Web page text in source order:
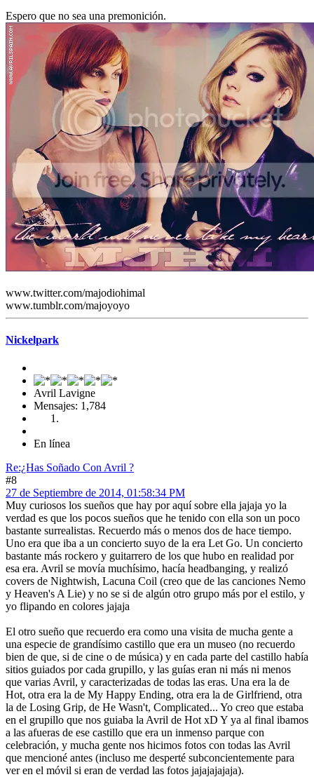
Espero que no sea una premonición.
www.twitter.com/majodiohimal
www.tumblr.com/majoyoyo
Nickelpark
Avril Lavigne
Mensajes: 1,784
En línea
Re:¿Has Soñado Con Avril ?
#8
27 de Septiembre de 2014, 01:58:34 PM
Muy curiosos los sueños que hay por aquí sobre ella jajaja yo la
verdad es que los pocos sueños que he tenido con ella son un poco
bastante surrealistas. Recuerdo más o menos dos de hace tiempo.
Uno era que iba a un concierto suyo de la era Let Go. Un concierto
bastante más rockero y guitarrero de los que hubo en realidad por
esa era. Avril se movía muchísimo, hacía headbanging, y realizó
covers de Nightwish, Lacuna Coil (creo que de las canciones Nemo
y Heaven's A Lie) y no se si de algún otro grupo más por el estilo, y
yo flipando en colores jajaja
El otro sueño que recuerdo era como una visita de mucha gente a
una especie de grandísimo castillo que era un museo (no recuerdo
bien de que, si de cine o de música) y en cada parte del castillo había
sitios guiados por cada grupillo, y las guías eran ni más ni menos
que varias Avril, y caracterizadas de todas las eras. Una era la de
Hot, otra era la de My Happy Ending, otra era la de Girlfriend, otra
la de Losing Grip, de He Wasn't, Complicated... Yo creo que estaba
en el grupillo que nos guiaba la Avril de Hot xD Y ya al final ibamos
a las afueras de ese castillo que era un inmenso parque con
celebración, y mucha gente nos hicimos fotos con todas las Avril
que mencioné antes (incluso me desperté subconcientemente para
ver en el móvil si eran de verdad las fotos jajajajajaja).